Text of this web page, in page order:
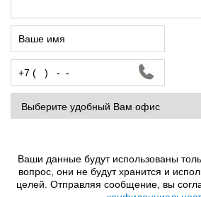
Ваши данные будут использованы
вопрос, они не будут хранится и
целей. Отправляя сообщение, вы